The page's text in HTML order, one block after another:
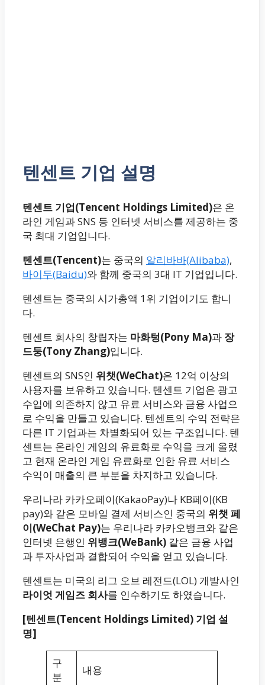
텐센트 기업 설명
텐센트 기업(Tencent Holdings Limited)은 온
라인 게임과 SNS 등 인터넷 서비스를 제공하는 중
국 최대 기업입니다.
텐센트(Tencent)는 중국의 알리바바(Alibaba),
바이두(Baidu)와 함께 중국의 3대 IT 기업입니다.
텐센트는 중국의 시가총액 1위 기업이기도 합니
다.
텐센트 회사의 창립자는 마화텅(Pony Ma)과 장
드둥(Tony Zhang)입니다.
텐센트의 SNS인 위챗(WeChat)은 12억 이상의
사용자를 보유하고 있습니다. 텐센트 기업은 광고
수입에 의존하지 않고 유료 서비스와 금융 사업으
로 수익을 만들고 있습니다. 텐센트의 수익 전략은
다른 IT 기업과는 차별화되어 있는 구조입니다. 텐
센트는 온라인 게임의 유료화로 수익을 크게 올렸
고 현재 온라인 게임 유료화로 인한 유료 서비스
수익이 매출의 큰 부분을 차지하고 있습니다.
우리나라 카카오페이(KakaoPay)나 KB페이(KB
pay)와 같은 모바일 결제 서비스인 중국의 위챗 페
이(WeChat Pay)는 우리나라 카카오뱅크와 같은
인터넷 은행인 위뱅크(WeBank) 같은 금융 사업
과 투자사업과 결합되어 수익을 얻고 있습니다.
텐센트는 미국의 리그 오브 레전드(LOL) 개발사인
라이엇 게임즈 회사를 인수하기도 하였습니다.
[텐센트(Tencent Holdings Limited) 기업 설
명]
구
분
내용